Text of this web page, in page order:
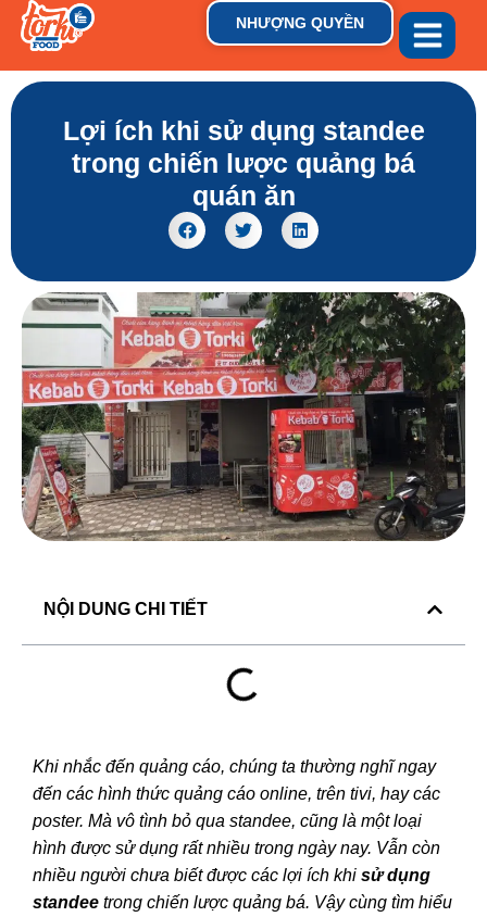
NHƯỢNG QUYỀN
Lợi ích khi sử dụng standee
trong chiến lược quảng bá
quán ăn
NỘI DUNG CHI TIẾT
Khi nhắc đến quảng cáo, chúng ta thường nghĩ ngay
đến các hình thức quảng cáo online, trên tivi, hay các
poster. Mà vô tình bỏ qua standee, cũng là một loại
hình được sử dụng rất nhiều trong ngày nay. Vẫn còn
nhiều người chưa biết được các lợi ích khi sử dụng
standee trong chiến lược quảng bá. Vậy cùng tìm hiểu